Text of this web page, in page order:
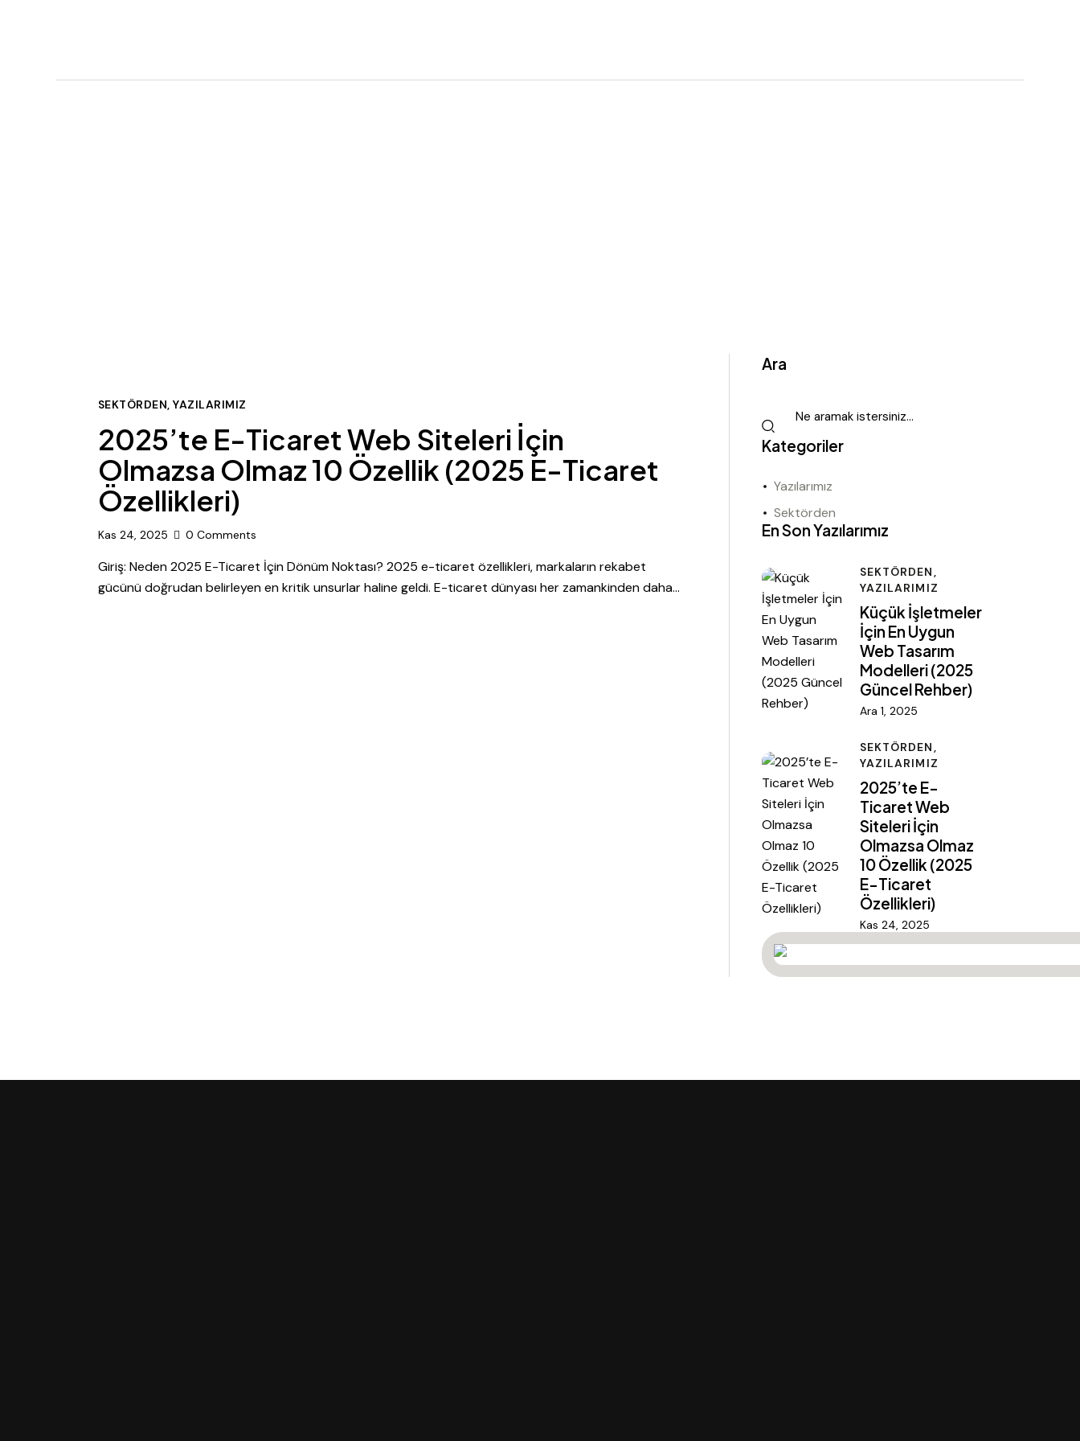
SEKTÖRDEN,YAZILARIMIZ
2025’te E-Ticaret Web Siteleri İçin
Olmazsa Olmaz 10 Özellik (2025 E-Ticaret
Özellikleri)
Kas 24, 2025 0 Comments
Giriş: Neden 2025 E-Ticaret İçin Dönüm Noktası? 2025 e-ticaret özellikleri, markaların rekabet
gücünü doğrudan belirleyen en kritik unsurlar haline geldi. E-ticaret dünyası her zamankinden daha…
Ara
Kategoriler
Yazılarımız
Sektörden
En Son Yazılarımız
SEKTÖRDEN,
YAZILARIMIZ
Küçük İşletmeler
İçin En Uygun
Web Tasarım
Modelleri (2025
Güncel Rehber)
Ara 1, 2025
SEKTÖRDEN,
YAZILARIMIZ
2025’te E-
Ticaret Web
Siteleri İçin
Olmazsa Olmaz
10 Özellik (2025
E-Ticaret
Özellikleri)
Kas 24, 2025